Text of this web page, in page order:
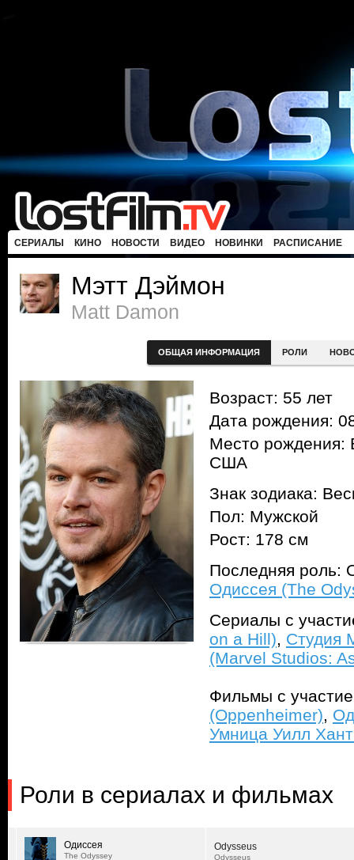
СЕРИАЛЫ КИНО НОВОСТИ ВИДЕО НОВИНКИ РАСПИСАНИЕ
Мэтт Дэймон
Matt Damon
ОБЩАЯ ИНФОРМАЦИЯ РОЛИ
Возраст: 55 лет
Дата рождения:
Место рождения:
США
Знак зодиака:
Пол: Мужской
Рост: 178 см
Последняя роль:
Одиссея (The
Сериалы с
on a Hill), Студия
(Marvel Studios:
Фильмы с
(Oppenheimer),
Умница Уилл
Роли в сериалах и фильмах
Одиссея
The Odyssey
Odysseus
Odysseus